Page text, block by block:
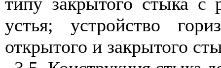
устья; устройство
открытого и закрытого